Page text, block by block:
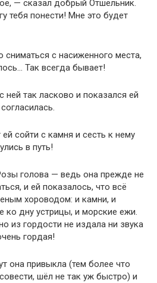
— сказал добрый Отшельник.
тебя понести! Мне это будет
с насиженного места,
Так всегда бывает!
ней так ласково и показался ей
сойти с камня и сесть к нему
в путь!
голова — ведь она прежде не
и ей показалось, что всё
хороводом: и камни, и
ко дну устрицы, и морские ежи.
из гордости не издала ни звука
гордая!
она привыкла (тем более что
шёл не так уж быстро) и